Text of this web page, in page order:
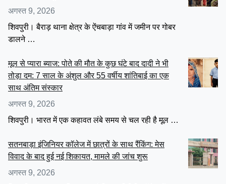
अगस्त 9, 2026
शिवपुरी। बैराड़ थाना क्षेत्र के ऐंचबाड़ा गांव में जमीन पर गोबर
डालने …
मूल से प्यारा ब्याज: पोते की मौत के कुछ घंटे बाद दादी ने भी
तोड़ा दम: 7 साल के अंशुल और 55 वर्षीय शांतिबाई का एक
साथ अंतिम संस्कार
अगस्त 9, 2026
शिवपुरी। भारत में एक कहावत लंबे समय से चल रही है मूल …
सतनबाड़ा इंजिनियर कॉलेज में छात्रों के साथ रैंकिंग: मेस
विवाद के बाद हुई नई शिकायत, मामले की जांच शुरू
अगस्त 9, 2026